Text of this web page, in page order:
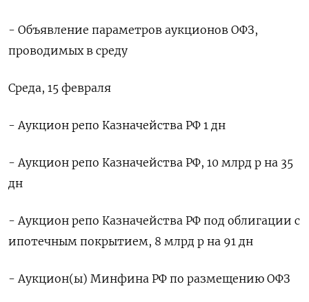
- Объявление параметров аукционов ОФЗ,
проводимых в среду
Среда, 15 февраля
- Аукцион репо Казначейства РФ 1 дн
- Аукцион репо Казначейства РФ, 10 млрд р на 35
дн
- Аукцион репо Казначейства РФ под облигации с
ипотечным покрытием, 8 млрд р на 91 дн
- Аукцион(ы) Минфина РФ по размещению ОФЗ